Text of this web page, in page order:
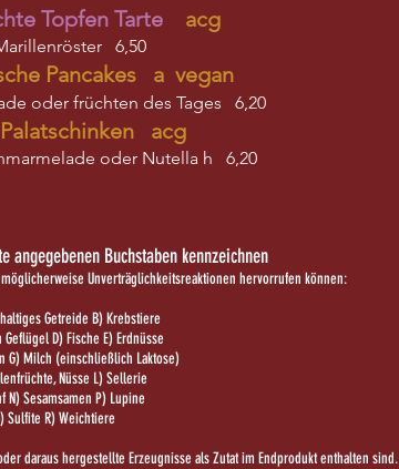
Topfen Tarte acg
6,50
Pancakes a vegan
oder früchten des Tages 6,20
acg
oder Nutella h 6,20
angegebenen Buchstaben kennzeichnen
Unverträglichkeitsreaktionen hervorrufen können:
Getreide B) Krebstiere
Geflügel D) Fische E) Erdnüsse
G) Milch (einschließlich Laktose)
Nüsse L) Sellerie
N) Sesamsamen P) Lupine
Sulfite R) Weichtiere
daraus hergestellte Erzeugnisse als Zutat im Endprodukt enthalten sind.